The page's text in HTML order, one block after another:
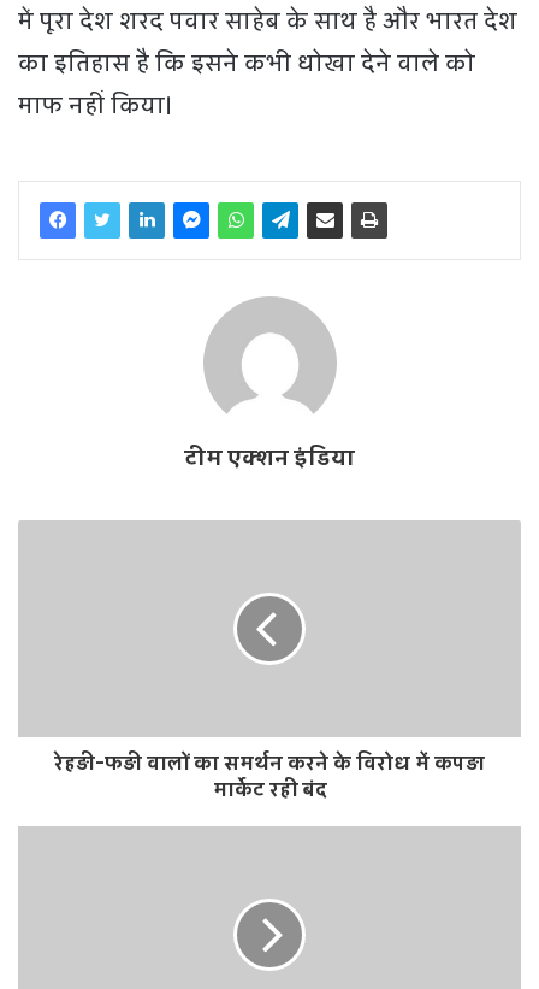
में पूरा देश शरद पवार साहेब के साथ है और भारत देश
का इतिहास है कि इसने कभी धोखा देने वाले को
माफ नहीं किया।
टीम एक्शन इंडिया
रेहड़ी-फड़ी वालों का समर्थन करने के विरोध में कपड़ा
मार्केट रही बंद